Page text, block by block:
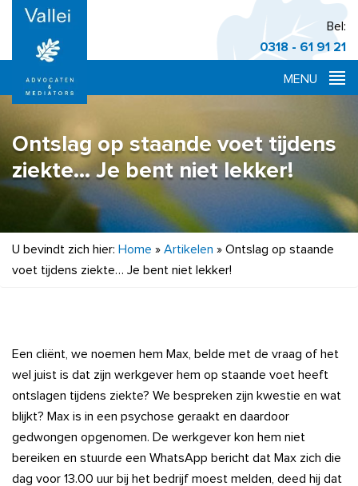
Bel:
0318 - 61 91 21
Ontslag op staande voet tijdens
ziekte… Je bent niet lekker!
U bevindt zich hier: Home » Artikelen » Ontslag op staande
voet tijdens ziekte… Je bent niet lekker!
Een cliënt, we noemen hem Max, belde met de vraag of het
wel juist is dat zijn werkgever hem op staande voet heeft
ontslagen tijdens ziekte? We bespreken zijn kwestie en wat
blijkt? Max is in een psychose geraakt en daardoor
gedwongen opgenomen. De werkgever kon hem niet
bereiken en stuurde een WhatsApp bericht dat Max zich die
dag voor 13.00 uur bij het bedrijf moest melden, deed hij dat